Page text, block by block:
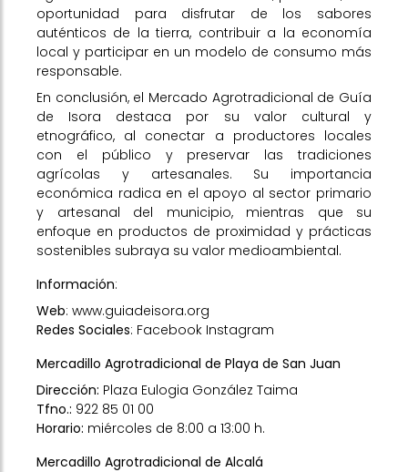
oportunidad para disfrutar de los sabores
auténticos de la tierra, contribuir a la economía
local y participar en un modelo de consumo más
responsable.
En conclusión, el Mercado Agrotradicional de Guía
de Isora destaca por su valor cultural y
etnográfico, al conectar a productores locales
con el público y preservar las tradiciones
agrícolas y artesanales. Su importancia
económica radica en el apoyo al sector primario
y artesanal del municipio, mientras que su
enfoque en productos de proximidad y prácticas
sostenibles subraya su valor medioambiental.
Información:
Web: www.guiadeisora.org
Redes Sociales: Facebook Instagram
Mercadillo Agrotradicional de Playa de San Juan
Dirección: Plaza Eulogia González Taima
Tfno.: 922 85 01 00
Horario: miércoles de 8:00 a 13:00 h.
Mercadillo Agrotradicional de Alcalá